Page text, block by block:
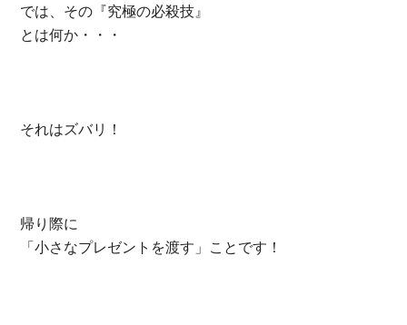
では、その『究極の必殺技』
とは何か・・・
それはズバリ！
帰り際に
「小さなプレゼントを渡す」ことです！